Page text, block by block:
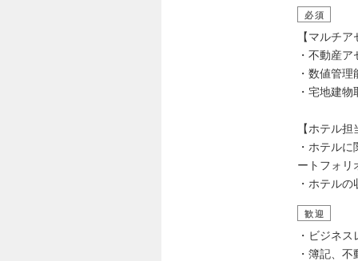
必須
【マルチ
・不動産
・数値管
・宅地建物
【ホテル担
・ホテル
ートフォリ
・ホテル
歓迎
・ビジネ
・簿記、